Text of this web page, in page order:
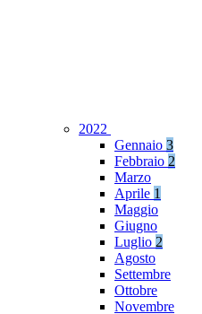
2022
Gennaio 3
Febbraio 2
Marzo
Aprile 1
Maggio
Giugno
Luglio 2
Agosto
Settembre
Ottobre
Novembre